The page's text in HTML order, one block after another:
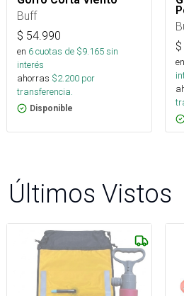
Buff
$ 54.990
en 6cuotas de $9.165sin
interés
ahorras $2.200 por
transferencia.
Disponible
$
en
Últimos Vistos